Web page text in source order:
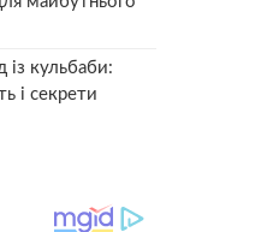
кульбаби:
і секрети